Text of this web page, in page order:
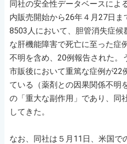
同社の安全性データベースによ
内販売開始から26年４月27日ま
8503人において、胆管消失症候
な肝機能障害で死亡に至った症
不明を含め、20例報告された。
市販後において重篤な症例が22
ている（薬剤との因果関係不明
の「重大な副作用」であり、同
してきた。
なお、同社は５月11日、米国で